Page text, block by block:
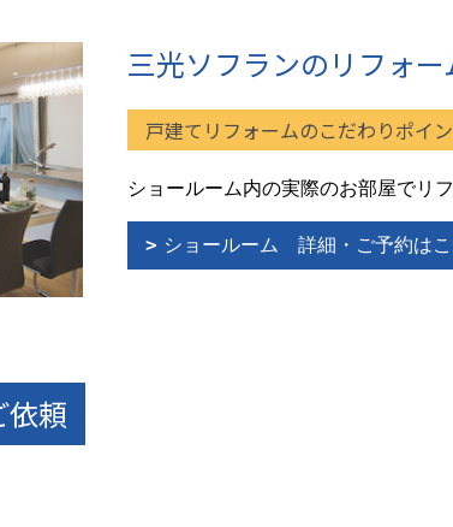
三光ソフランのリフォ
戸建てリフォームのこだわりポイ
ショールーム内の実際のお部屋でリ
ショールーム 詳細・ご予約はこ
依頼